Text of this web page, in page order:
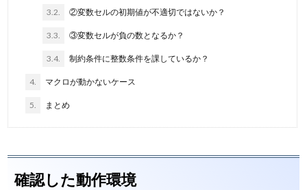
3.2. ②変数セルの初期値が不適切ではないか？
3.3. ③変数セルが負の数となるか？
3.4. 制約条件に整数条件を課しているか？
4. マクロが動かないケース
5. まとめ
確認した動作環境